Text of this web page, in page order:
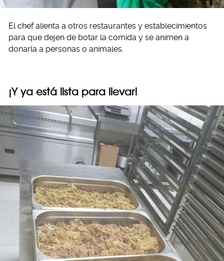
El chef alienta a otros restaurantes y establecimientos
para que dejen de botar la comida y se animen a
donarla a personas o animales.
¡Y ya está lista para llevar!